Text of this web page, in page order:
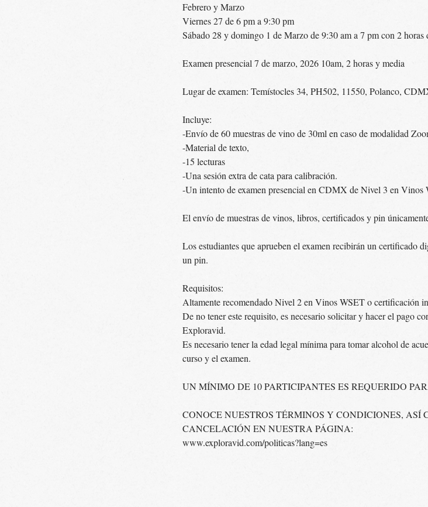
Febrero y Marzo
Viernes 27 de 6 pm a 9:30 pm
Sábado 28 y domingo 1 de Marzo de 9:30 am a 7 pm con 2
Examen presencial 7 de marzo, 2026 10am, 2 horas y media
Lugar de examen: Temístocles 34, PH502, 11550, Polanco,
Incluye:
-Envío de 60 muestras de vino de 30ml en caso de modalidad
-Material de texto,
-15 lecturas
-Una sesión extra de cata para calibración.
-Un intento de examen presencial en CDMX de Nivel 3 en Vinos
El envío de muestras de vinos, libros, certificados y pin
Los estudiantes que aprueben el examen recibirán un
un pin.
Requisitos:
Altamente recomendado Nivel 2 en Vinos WSET o certificación
De no tener este requisito, es necesario solicitar y hacer el pago
Exploravid.
Es necesario tener la edad legal mínima para tomar alcohol de
curso y el examen.
UN MÍNIMO DE 10 PARTICIPANTES ES REQUERIDO
CONOCE NUESTROS TÉRMINOS Y CONDICIONES, ASÍ
CANCELACIÓN EN NUESTRA PÁGINA:
www.exploravid.com/politicas?lang=es